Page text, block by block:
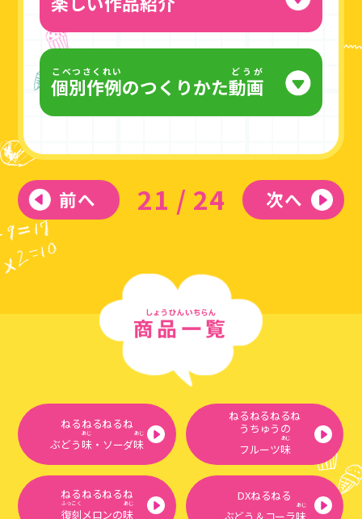
個別作例
こべつさくれい
のつくりかた動画
どうが
前へ 21 / 24 次へ
ねるねるねるね
ぶどう味
あじ
・ソーダ味
あじ
ねるねるねるね
うちゅうの
フルーツ味
あじ
ねるねるねるね
復刻
ふっこく
メロンの味
あじ
DXねるねる
ぶどう＆コーラ味
あじ